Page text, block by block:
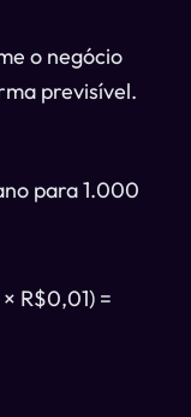
o negócio
previsível.
para 1.000
R$0,01) =